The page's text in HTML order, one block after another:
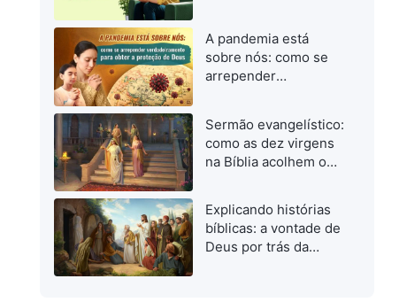
quando investigamos
o caminho verdadeiro
A pandemia está
sobre nós: como se
arrepender
Deus
Sermão evangelístico:
como as dez virgens
na Bíblia acolhem o
Explicando histórias
bíblicas: a vontade de
Deus por trás da